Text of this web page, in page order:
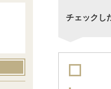
チェックし